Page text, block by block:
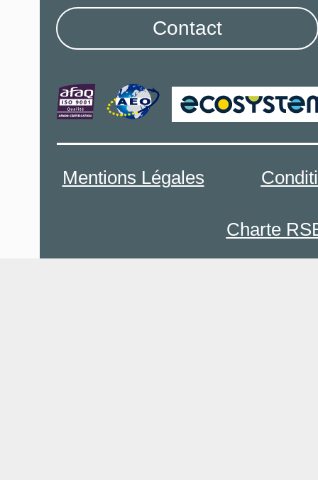
Mentions Légales
Charte
Contact